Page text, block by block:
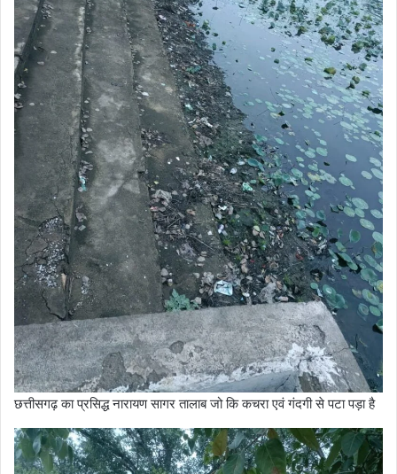
छत्तीसगढ़ का प्रसिद्ध नारायण सागर तालाब जो कि कचरा एवं गंदगी से पटा पड़ा है